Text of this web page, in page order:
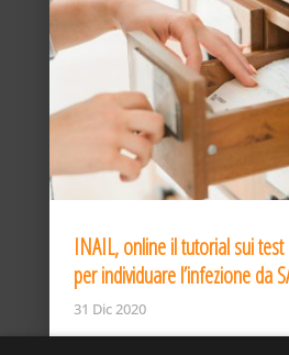
INAIL, online il tutorial sui test
per individuare l’infezione da
31 Dic 2020